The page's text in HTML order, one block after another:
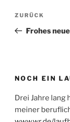
Vorheriger
Beitrag
ZURÜCK
Frohes
NOCH EIN
Drei Jahre lang
meiner